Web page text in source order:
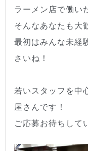
ラーメン店で働い
そんなあなたも大
最初はみんな未経
さいね！
若いスタッフを中
屋さんです！
ご応募お待ちして